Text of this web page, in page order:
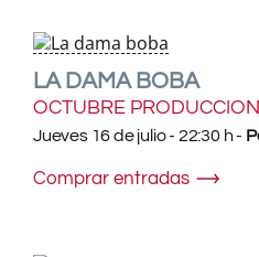
LA DAMA BOBA
OCTUBRE
Jueves 16 de julio - 22:30 h -
Comprar entradas